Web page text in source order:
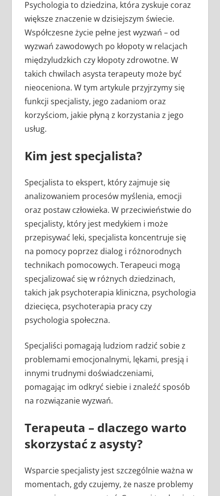
Psychologia to dziedzina, która zyskuje coraz
większe znaczenie w dzisiejszym świecie.
Współczesne życie pełne jest wyzwań – od
wyzwań zawodowych po kłopoty w relacjach
międzyludzkich czy kłopoty zdrowotne. W
takich chwilach asysta terapeuty może być
nieoceniona. W tym artykule przyjrzymy się
funkcji specjalisty, jego zadaniom oraz
korzyściom, jakie płyną z korzystania z jego
usług.
Kim jest specjalista?
Specjalista to ekspert, który zajmuje się
analizowaniem procesów myślenia, emocji
oraz postaw człowieka. W przeciwieństwie do
specjalisty, który jest medykiem i może
przepisywać leki, specjalista koncentruje się
na pomocy poprzez dialog i różnorodnych
technikach pomocowych. Terapeuci mogą
specjalizować się w różnych dziedzinach,
takich jak psychoterapia kliniczna, psychologia
dziecięca, psychoterapia pracy czy
psychologia społeczna.
Specjaliści pomagają ludziom radzić sobie z
problemami emocjonalnymi, lękami, presją i
innymi trudnymi doświadczeniami,
pomagając im odkryć siebie i znaleźć sposób
na rozwiązanie wyzwań.
Terapeuta – dlaczego warto
skorzystać z asysty?
Wsparcie specjalisty jest szczególnie ważna w
momentach, gdy czujemy, że nasze problemy